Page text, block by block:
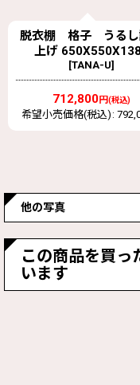
藤脱衣かご [KAGO]
5,616円 (税込)
他の写真
この商品を買っ
います